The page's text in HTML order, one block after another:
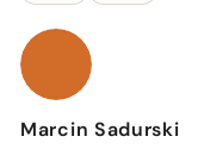
Marcin Sadurski